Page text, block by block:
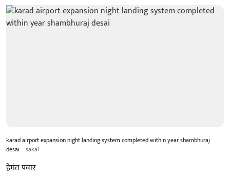
karad airport expansion night landing system completed within year shambhuraj
desai
sakal
हेमंत पवार